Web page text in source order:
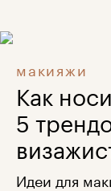
макияжи
Как
5
Идеи для